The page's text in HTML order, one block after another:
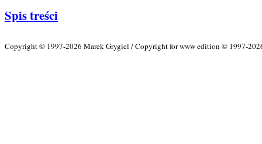
Spis treści
Copyright © 1997-2026 Marek Grygiel / Copyright for www edition © 1997-